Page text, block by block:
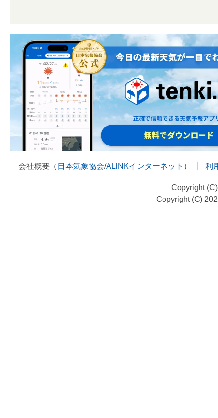
会社概要（ 日本気象協会/ALiNKインターネット ） 利
Copyright
Copyright (C)